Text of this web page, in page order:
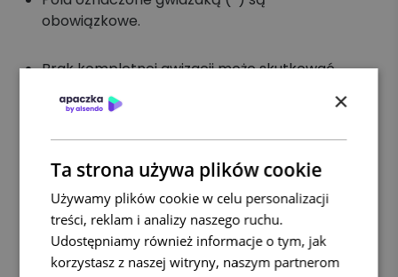
obowiązkowe.
Brak kompletnej awizacji może skutkować
odmową przyjęcia przesyłki przez odbiorcę
lub nadawcę.
W razie wątpliwości, skontaktuj się z Biurem
Obsługi Klienta Apaczka.
×
Ta strona używa plików cookie
Używamy plików cookie w celu personalizacji
treści, reklam i analizy naszego ruchu.
Udostępniamy również informacje o tym, jak
korzystasz z naszej witryny, naszym partnerom